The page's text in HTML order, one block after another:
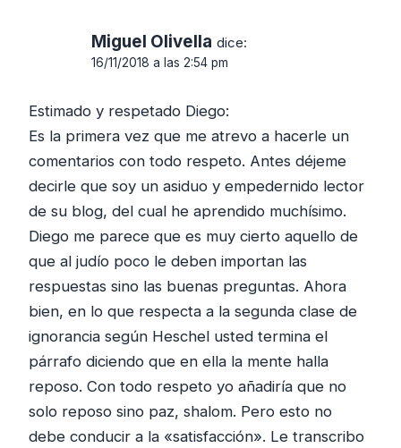
Miguel Olivella dice:
16/11/2018 a las 2:54 pm
Estimado y respetado Diego:
Es la primera vez que me atrevo a hacerle un
comentarios con todo respeto. Antes déjeme
decirle que soy un asiduo y empedernido lector
de su blog, del cual he aprendido muchísimo.
Diego me parece que es muy cierto aquello de
que al judío poco le deben importan las
respuestas sino las buenas preguntas. Ahora
bien, en lo que respecta a la segunda clase de
ignorancia según Heschel usted termina el
párrafo diciendo que en ella la mente halla
reposo. Con todo respeto yo añadiría que no
solo reposo sino paz, shalom. Pero esto no
debe conducir a la «satisfacción». Le transcribo